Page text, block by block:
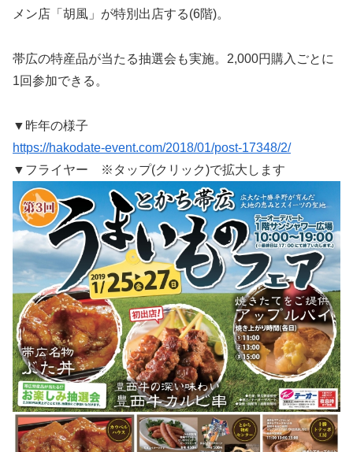
メン店「胡風」が特別出店する(6階)。
帯広の特産品が当たる抽選会も実施。2,000円購入ごとに
1回参加できる。
▼昨年の様子
https://hakodate-event.com/2018/01/post-17348/2/
▼フライヤー ※タップ(クリック)で拡大します